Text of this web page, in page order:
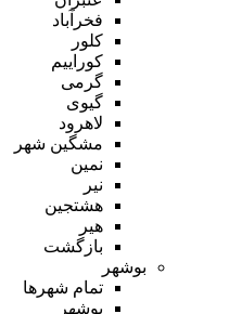
فخرآباد
کلور
کوراییم
گرمی
گیوی
لاهرود
مشگین شهر
نمین
نیر
هشتجین
هیر
بازگشت
بوشهر
تمام شهر‌ها
بوشهر